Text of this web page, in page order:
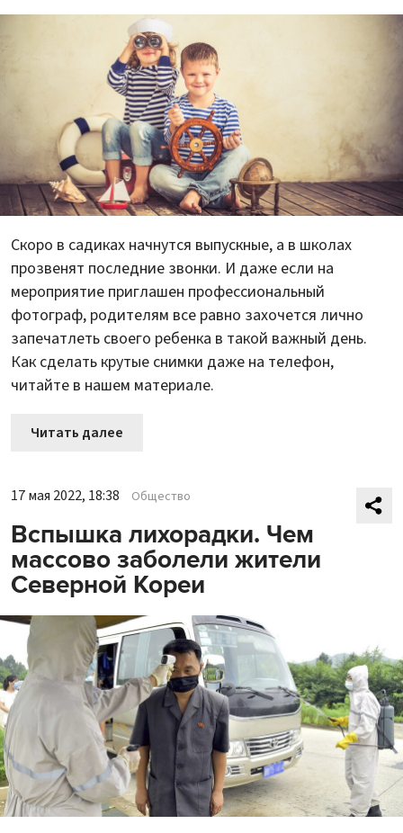
Скоро в садиках начнутся выпускные, а в школах
прозвенят последние звонки. И даже если на
мероприятие приглашен профессиональный
фотограф, родителям все равно захочется лично
запечатлеть своего ребенка в такой важный день.
Как сделать крутые снимки даже на телефон,
читайте в нашем материале.
Читать далее
17 мая 2022, 18:38 Общество
Вспышка лихорадки. Чем
массово заболели жители
Северной Кореи